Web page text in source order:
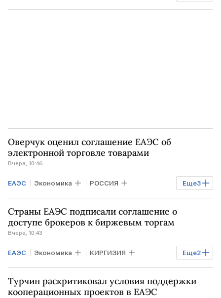
США КАЗАХСТАН БЕЛОРУССИЯ
Оверчук оценил соглашение ЕАЭС об
электронной торговле товарами
Вчера, 10:46
Еще3
ЕАЭС Экономика РОССИЯ
Мировая экономика РФ
Алексей Оверчук
Страны ЕАЭС подписали соглашение о
доступе брокеров к биржевым торгам
Вчера, 10:43
Еще2
ЕАЭС Экономика КИРГИЗИЯ
Михаил Мишустин
Евразийская экономическая комиссия
Турчин раскритиковал условия поддержки
кооперационных проектов в ЕАЭС